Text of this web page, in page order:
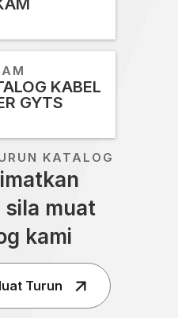
KABEL
GYTS
KATALOG
sila muat
kami
Turun